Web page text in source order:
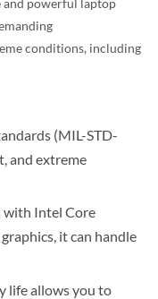
and powerful laptop
conditions, including
(MIL-STD-
and extreme
Intel Core
it can handle
life allows you to